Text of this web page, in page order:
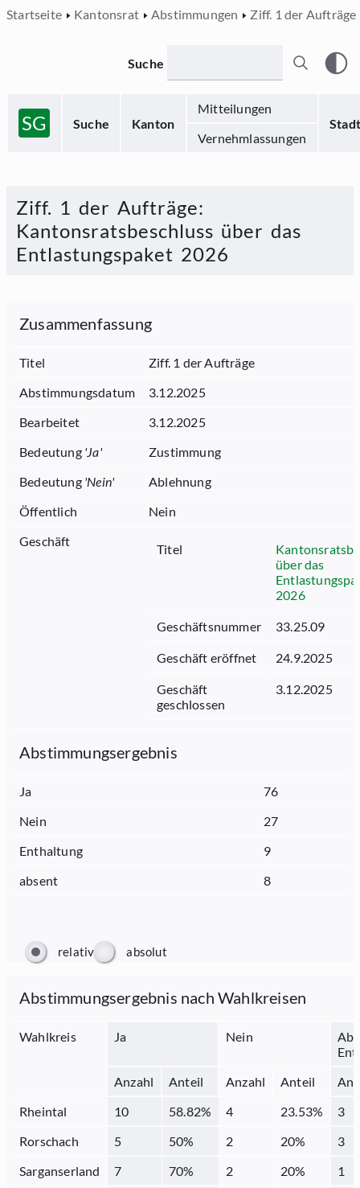
Startseite Kantonsrat Abstimmungen Ziff. 1 der Aufträge
SG Suche Kanton
Mitteilungen
Stadt
Vernehmlassungen
Suche
Ziff. 1 der Aufträge:
Kantonsratsbeschluss über das
Entlastungspaket 2026
Zusammenfassung
Titel
Ziff. 1 der Aufträge
Abstimmungsdatum
3.12.2025
Bearbeitet
3.12.2025
Bedeutung 'Ja'
Zustimmung
Bedeutung 'Nein'
Ablehnung
Öffentlich
Nein
Geschäft
Titel
über das
2026
Geschäftsnummer 33.25.09
Geschäft eröffnet 24.9.2025
Geschäft
geschlossen
3.12.2025
Abstimmungsergebnis
Ja
76
Nein
27
Enthaltung
9
absent
8
relativ absolut
Abstimmungsergebnis nach Wahlkreisen
Wahlkreis Ja Nein
Anzahl
Anteil Anzahl Anteil
Rheintal
10 58.82% 4 23.53%
3
Rorschach
5 50% 2 20%
3
Sarganserland
7 70% 2 20%
1